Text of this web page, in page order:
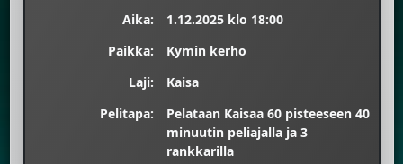
Aika:
1.12.2025 klo 18:00
Paikka:
Kymin kerho
Laji:
Kaisa
Pelitapa:
Pelataan Kaisaa 60 pisteeseen 40
minuutin peliajalla ja 3
rankkarilla